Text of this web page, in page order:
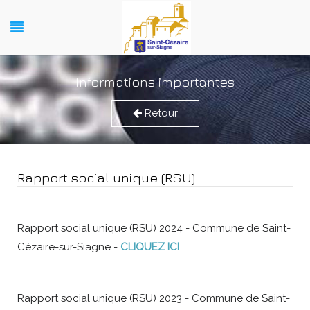
Informations importantes
Retour
Rapport social unique (RSU)
Rapport social unique (RSU) 2024 - Commune de Saint-
Cézaire-sur-Siagne - CLIQUEZ ICI
Rapport social unique (RSU) 2023 - Commune de Saint-